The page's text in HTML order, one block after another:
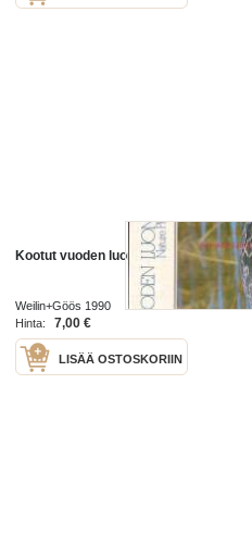
Kootut vuoden luonnonkuvat
Weilin+Göös 1990
Hinta:
7,00 €
LISÄÄ OSTOSKORIIN